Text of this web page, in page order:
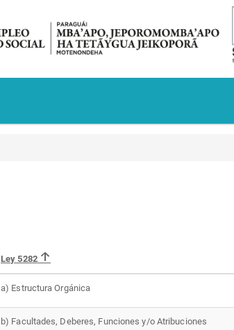
Ley 5282
a) Estructura Orgánica
b) Facultades, Deberes, Funciones y/o Atribuciones